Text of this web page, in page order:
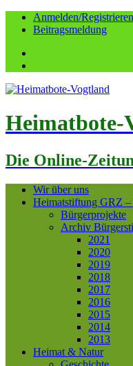
Anmelden/Registrieren
Beitragsmeldung
Heimatbote-
Die Online-
Wir über uns
Heimatstiftung GRZ
Bürgerprojekte
Archiv
2021
2020
2019
2018
2017
2016
2015
2014
2013
Heimat & Natur